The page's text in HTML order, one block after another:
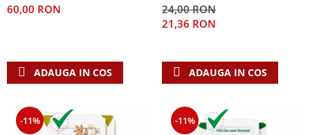
Teologie
Dogmatica
Misiune
Viata crestina
60,00 RON
ADAUGA IN COS
24,00 RON
21,36 RON
ADAUGA IN COS
-11% -11%